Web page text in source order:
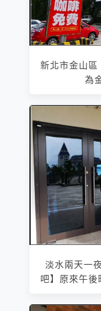
新北市金山
為
淡水兩天一
吧】原來午後